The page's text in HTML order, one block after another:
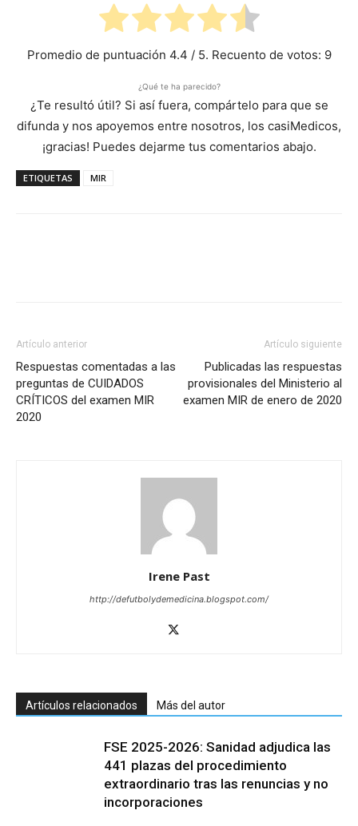
Promedio de puntuación 4.4 / 5. Recuento de votos: 9
¿Qué te ha parecido?
¿Te resultó útil? Si así fuera, compártelo para que se
difunda y nos apoyemos entre nosotros, los casiMedicos,
¡gracias! Puedes dejarme tus comentarios abajo.
ETIQUETAS MIR
Artículo anterior
Respuestas comentadas a las
preguntas de CUIDADOS
CRÍTICOS del examen MIR
2020
Artículo siguiente
Publicadas las respuestas
provisionales del Ministerio al
examen MIR de enero de 2020
Irene Past
http://defutbolydemedicina.blogspot.com/
Artículos relacionados Más del autor
FSE 2025-2026: Sanidad adjudica las
441 plazas del procedimiento
extraordinario tras las renuncias y no
incorporaciones